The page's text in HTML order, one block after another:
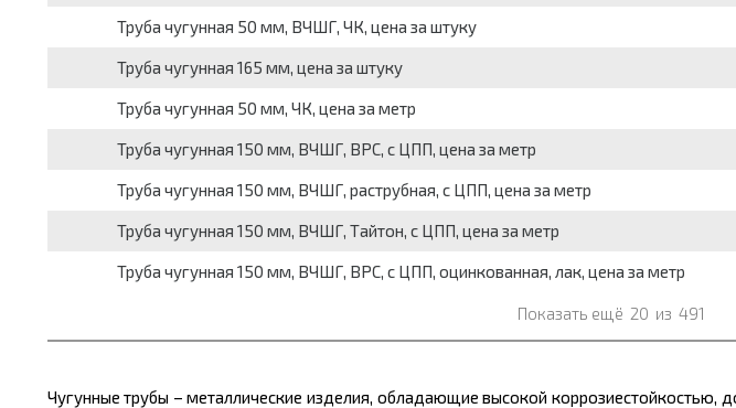
Труба чугунная 50 мм, ВЧШГ, ЧК, цена за штуку
Труба чугунная 165 мм, цена за штуку
Труба чугунная 50 мм, ЧК, цена за метр
Труба чугунная 150 мм, ВЧШГ, ВРС, с ЦПП, цена за метр
Труба чугунная 150 мм, ВЧШГ, раструбная, с ЦПП, цена за метр
Труба чугунная 150 мм, ВЧШГ, Тайтон, с ЦПП, цена за метр
Труба чугунная 150 мм, ВЧШГ, ВРС, с ЦПП, оцинкованная, лак, цена за метр
Показать ещё 20 из 491
Чугунные трубы – металлические изделия, обладающие высокой коррозиестойкостью,